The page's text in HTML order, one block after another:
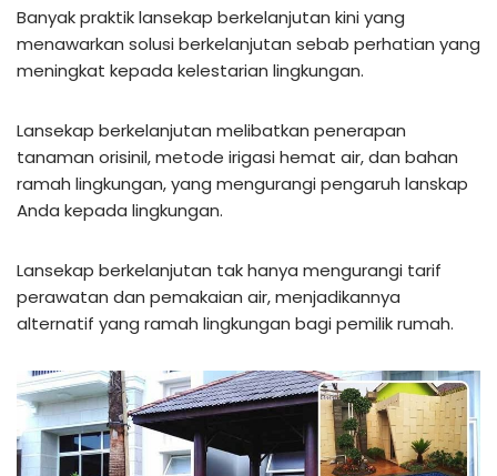
Banyak praktik lansekap berkelanjutan kini yang
menawarkan solusi berkelanjutan sebab perhatian yang
meningkat kepada kelestarian lingkungan.
Lansekap berkelanjutan melibatkan penerapan
tanaman orisinil, metode irigasi hemat air, dan bahan
ramah lingkungan, yang mengurangi pengaruh lanskap
Anda kepada lingkungan.
Lansekap berkelanjutan tak hanya mengurangi tarif
perawatan dan pemakaian air, menjadikannya
alternatif yang ramah lingkungan bagi pemilik rumah.